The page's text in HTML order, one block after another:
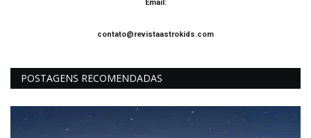
Email:
contato@revistaastrokids.com
POSTAGENS RECOMENDADAS